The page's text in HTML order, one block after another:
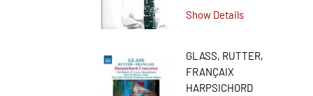
Show Details
GLASS, RUTTER,
FRANÇAIX
HARPSICHORD